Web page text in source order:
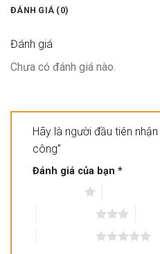
ĐÁNH GIÁ (0)
Đánh giá
Chưa có đánh giá nào.
Hãy là người đầu tiên
công”
Đánh giá của bạn *